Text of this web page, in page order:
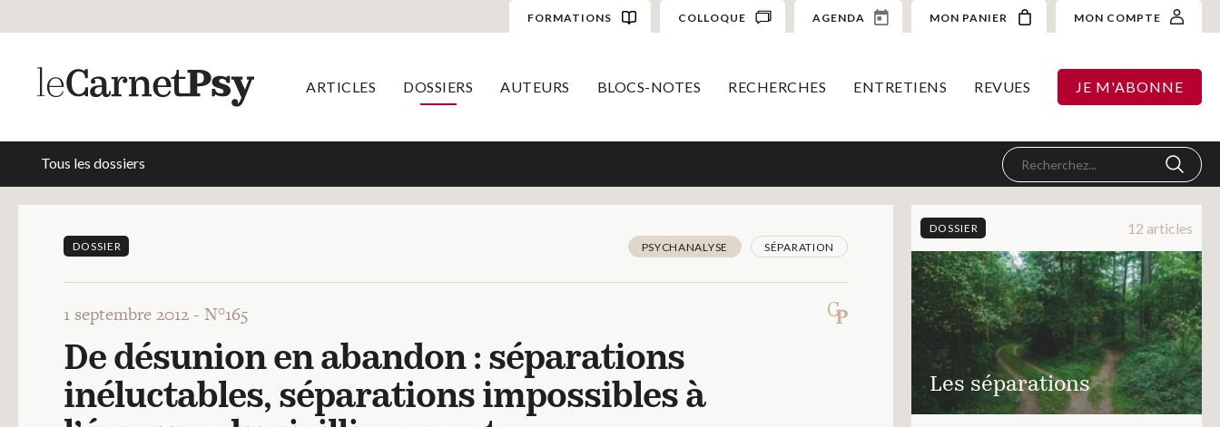
FORMATIONS COLLOQUE AGENDA MON PANIER MON COMPTE
ARTICLES DOSSIERS AUTEURS BLOCS-NOTES RECHERCHES ENTRETIENS REVUES JE M'ABONNE
Tous les dossiers
DOSSIER PSYCHANALYSE SÉPARATION
1 septembre 2012 - N°165
De désunion en abandon : séparations
inéluctables, séparations impossibles à
DOSSIER 12 articles
Les séparations